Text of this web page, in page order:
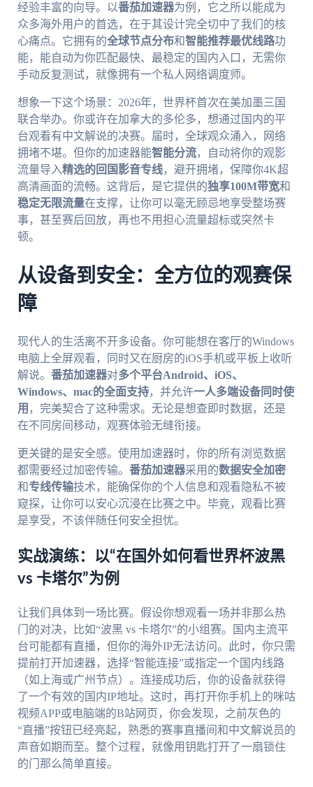
经验丰富的向导。以番茄加速器为例，它之所以能成为
众多海外用户的首选，在于其设计完全切中了我们的核
心痛点。它拥有的全球节点分布和智能推荐最优线路功
能，能自动为你匹配最快、最稳定的国内入口，无需你
手动反复测试，就像拥有一个私人网络调度师。
想象一下这个场景：2026年，世界杯首次在美加墨三国
联合举办。你或许在加拿大的多伦多，想通过国内的平
台观看有中文解说的决赛。届时，全球观众涌入，网络
拥堵不堪。但你的加速器能智能分流，自动将你的观影
流量导入精选的回国影音专线，避开拥堵，保障你4K超
高清画面的流畅。这背后，是它提供的独享100M带宽和
稳定无限流量在支撑，让你可以毫无顾忌地享受整场赛
事，甚至赛后回放，再也不用担心流量超标或突然卡
顿。
从设备到安全：全方位的观赛保
障
现代人的生活离不开多设备。你可能想在客厅的Windows
电脑上全屏观看，同时又在厨房的iOS手机或平板上收听
解说。 番茄加速器对多个平台Android、iOS、
Windows、mac的全面支持，并允许一人多端设备同时使
用 ，完美契合了这种需求。无论是想查即时数据，还是
在不同房间移动，观赛体验无缝衔接。
更关键的是安全感。使用加速器时，你的所有浏览数据
都需要经过加密传输。 番茄加速器采用的数据安全加密
和专线传输技术，能确保你的个人信息和观看隐私不被
窥探，让你可以安心沉浸在比赛之中。毕竟，观看比赛
是享受，不该伴随任何安全担忧。
实战演练：以“在国外如何看世界杯波黑
vs 卡塔尔”为例
让我们具体到一场比赛。假设你想观看一场并非那么热
门的对决，比如“波黑 vs 卡塔尔”的小组赛。国内主流平
台可能都有直播，但你的海外IP无法访问。此时，你只需
提前打开加速器，选择“智能连接”或指定一个国内线路
（如上海或广州节点）。连接成功后，你的设备就获得
了一个有效的国内IP地址。这时，再打开你手机上的咪咕
视频APP或电脑端的B站网页，你会发现，之前灰色的
“直播”按钮已经亮起，熟悉的赛事直播间和中文解说员的
声音如期而至。整个过程，就像用钥匙打开了一扇锁住
的门那么简单直接。